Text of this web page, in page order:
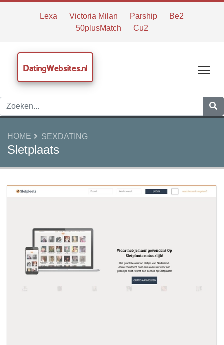
Lexa Victoria Milan Parship
Be2
50plusMatch
Cu2
DatingWebsites.nl
HOME SEXDATING
Sletplaats